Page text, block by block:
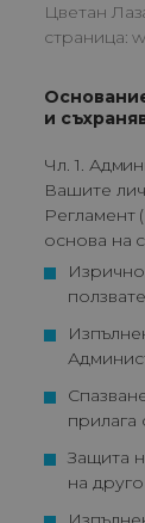
Цветан
страница:
и
Чл. 1.
Вашите
Регламент
основа на
Защита
на